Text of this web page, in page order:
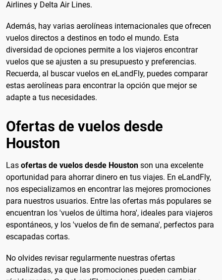
Airlines y Delta Air Lines.
Además, hay varias aerolíneas internacionales que ofrecen
vuelos directos a destinos en todo el mundo. Esta
diversidad de opciones permite a los viajeros encontrar
vuelos que se ajusten a su presupuesto y preferencias.
Recuerda, al buscar vuelos en eLandFly, puedes comparar
estas aerolíneas para encontrar la opción que mejor se
adapte a tus necesidades.
Ofertas de vuelos desde
Houston
Las ofertas de vuelos desde Houston son una excelente
oportunidad para ahorrar dinero en tus viajes. En eLandFly,
nos especializamos en encontrar las mejores promociones
para nuestros usuarios. Entre las ofertas más populares se
encuentran los 'vuelos de última hora', ideales para viajeros
espontáneos, y los 'vuelos de fin de semana', perfectos para
escapadas cortas.
No olvides revisar regularmente nuestras ofertas
actualizadas, ya que las promociones pueden cambiar